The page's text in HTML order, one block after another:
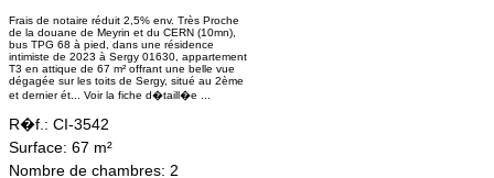
Frais de notaire réduit 2,5% env. Très Proche
de la douane de Meyrin et du CERN (10mn),
bus TPG 68 à pied, dans une résidence
intimiste de 2023 à Sergy 01630, appartement
T3 en attique de 67 m² offrant une belle vue
dégagée sur les toits de Sergy, situé au 2ème
et dernier ét... Voir la fiche d�taill�e ...
R�f.: CI-3542
Surface: 67 m²
Nombre de chambres: 2